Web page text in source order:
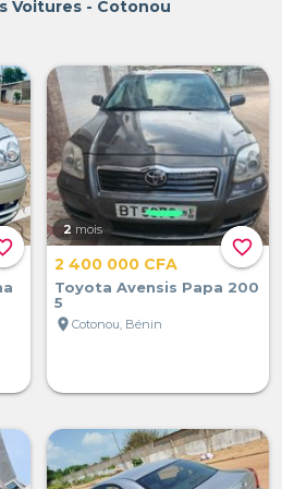
Voitures - Cotonou
favorite_border
2 mois
2 400 000 CFA
Toyota Avensis Papa 200
5
location_on Cotonou, Bénin